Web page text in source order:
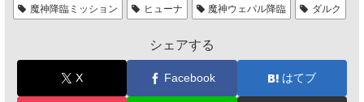
魔神降臨ミッション
ヒューナ 魔神ウェパル降臨 ダルク
シェアする
X Facebook はてブ